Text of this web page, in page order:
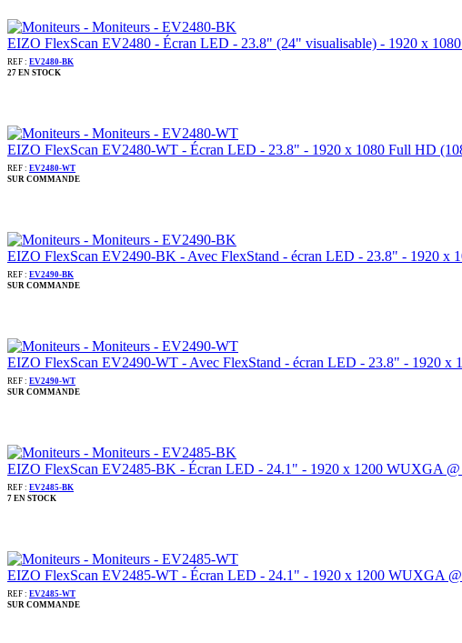
EIZO FlexScan EV2480 - Écran LED - 23.8" (24" visualisable) - 1920 x
REF : EV2480-BK
27 EN STOCK
EIZO FlexScan EV2480-WT - Écran LED - 23.8" - 1920 x 1080 Full HD
REF : EV2480-WT
SUR COMMANDE
EIZO FlexScan EV2490-BK - Avec FlexStand - écran LED - 23.8" - 1920 x
REF : EV2490-BK
SUR COMMANDE
EIZO FlexScan EV2490-WT - Avec FlexStand - écran LED - 23.8" - 1920
REF : EV2490-WT
SUR COMMANDE
EIZO FlexScan EV2485-BK - Écran LED - 24.1" - 1920 x 1200 WUXGA
REF : EV2485-BK
7 EN STOCK
EIZO FlexScan EV2485-WT - Écran LED - 24.1" - 1920 x 1200 WUXGA
REF : EV2485-WT
SUR COMMANDE